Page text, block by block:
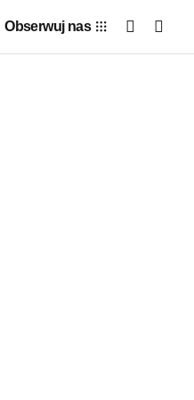
Obserwuj nas